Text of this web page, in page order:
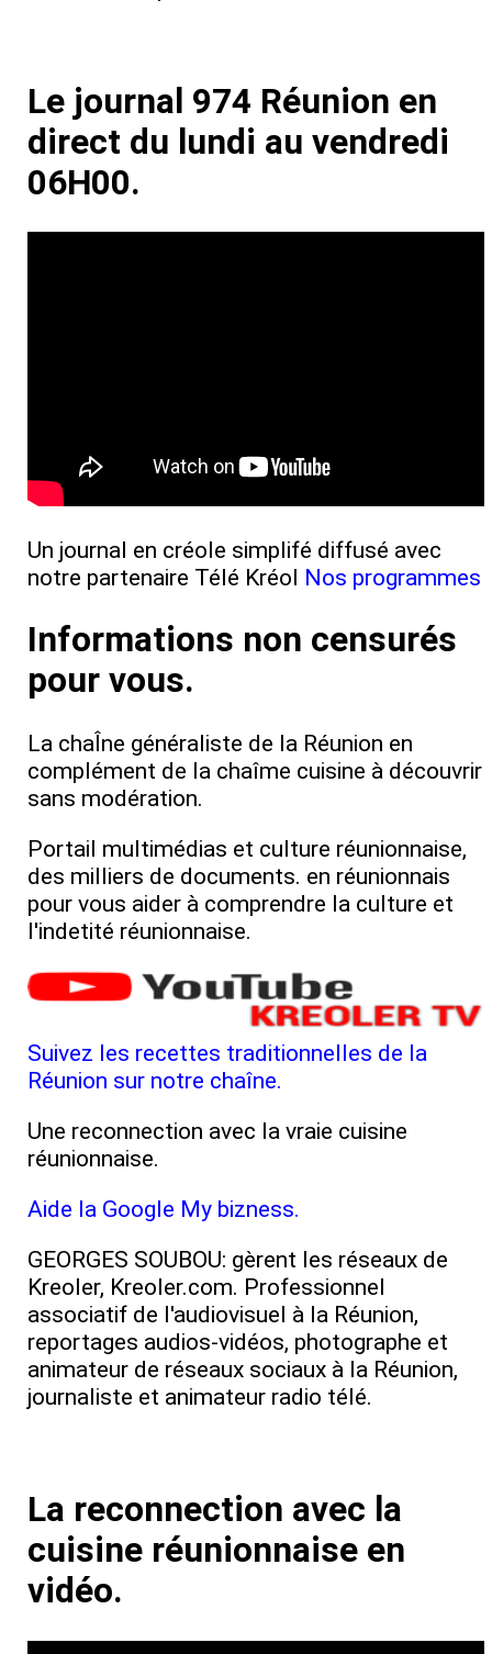
Le journal 974 Réunion en
direct du lundi au vendredi
06H00.
Un journal en créole simplifé diffusé avec
notre partenaire Télé Kréol Nos programmes
Informations non censurés
pour vous.
La chaÎne généraliste de la Réunion en
complément de la chaîme cuisine à découvrir
sans modération.
Portail multimédias et culture réunionnaise,
des milliers de documents. en réunionnais
pour vous aider à comprendre la culture et
l'indetité réunionnaise.
Suivez les recettes traditionnelles de la
Réunion sur notre chaîne.
Une reconnection avec la vraie cuisine
réunionnaise.
Aide la Google My bizness.
GEORGES SOUBOU: gèrent les réseaux de
Kreoler, Kreoler.com. Professionnel
associatif de l'audiovisuel à la Réunion,
reportages audios-vidéos, photographe et
animateur de réseaux sociaux à la Réunion,
journaliste et animateur radio télé.
La reconnection avec la
cuisine réunionnaise en
vidéo.